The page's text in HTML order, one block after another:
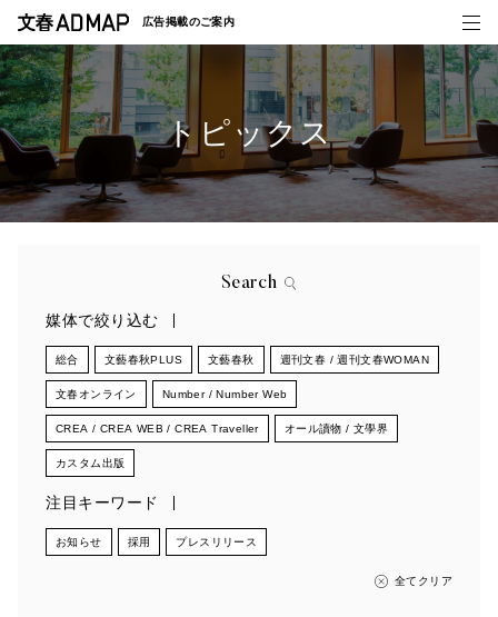
広告掲載のご案内
媒体紹介
トピックス
Search
媒体で絞り込む
総合 文藝春秋PLUS 文藝春秋 週刊文春 / 週刊文春WOMAN
文春オンライン Number / Number Web
CREA / CREA WEB / CREA Traveller オール讀物 / 文學界
カスタム出版
注目キーワード
お知らせ 採用 プレスリリース
全てクリア